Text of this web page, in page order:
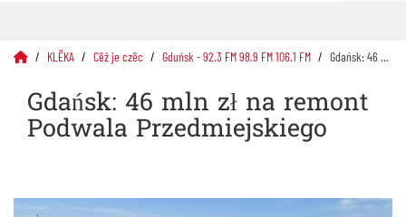
KLËKA Cëż je czëc Gduńsk - 92.3 FM 98.9 FM 106.1 FM Gdańsk: 46 mln zł na remont Podwala Przedmiejskiego
Gdańsk: 46 mln zł na remont
Podwala Przedmiejskiego